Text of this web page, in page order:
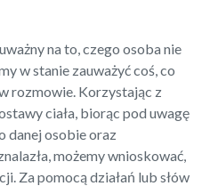
na to, czego osoba nie
w stanie zauważyć coś, co
rozmowie. Korzystając z
ciała, biorąc pod uwagę
danej osobie oraz
możemy wnioskować,
Za pomocą działań lub słów